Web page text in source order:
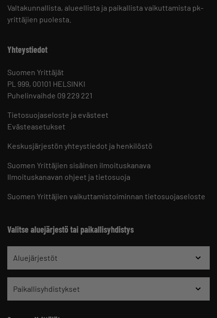
Valtakunnallista, alueellista ja paikallista vaikuttamista pk-
yrittäjien puolesta.
Yhteystiedot
Suomen Yrittäjät
PL 999, 00101 HELSINKI
Puhelinvaihde 09 229 221
Tietosuojaseloste ja evästeet
Evästeasetukset
Keskusjärjestön yhteystiedot ja henkilöstö
Suomen Yrittäjien sisäinen ilmoituskanava
Ilmoituskanavan ohjeet ja tietosuoja
Suomen Yrittäjien vaikuttamistoiminnan tietosuojaseloste
Valitse aluejärjestö tai paikallisyhdistys
Aluejärjestöt
Paikallisyhdistykset